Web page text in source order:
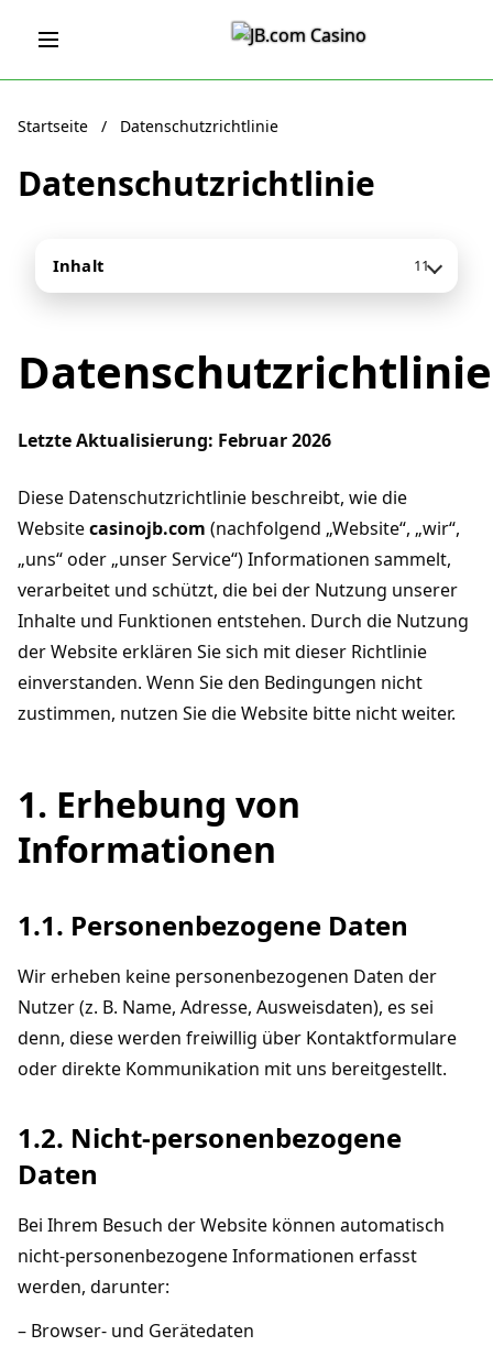
Startseite / Datenschutzrichtlinie
Datenschutzrichtlinie
Inhalt 11
Datenschutzrichtlinie
Letzte Aktualisierung: Februar 2026
Diese Datenschutzrichtlinie beschreibt, wie die
Websitecasinojb.com (nachfolgend „Website“, „wir“,
„uns“ oder „unser Service“) Informationen sammelt,
verarbeitet und schützt, die bei der Nutzung unserer
Inhalte und Funktionen entstehen. Durch die Nutzung
der Website erklären Sie sich mit dieser Richtlinie
einverstanden. Wenn Sie den Bedingungen nicht
zustimmen, nutzen Sie die Website bitte nicht weiter.
1. Erhebung von
Informationen
1.1. Personenbezogene Daten
Wir erheben keine personenbezogenen Daten der
Nutzer (z. B. Name, Adresse, Ausweisdaten), es sei
denn, diese werden freiwillig über Kontaktformulare
oder direkte Kommunikation mit uns bereitgestellt.
1.2. Nicht-personenbezogene
Daten
Bei Ihrem Besuch der Website können automatisch
nicht-personenbezogene Informationen erfasst
werden, darunter:
– Browser- und Gerätedaten